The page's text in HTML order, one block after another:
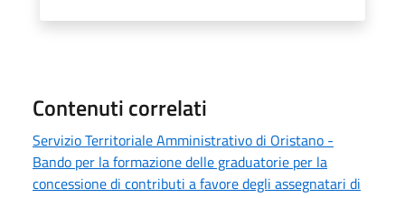
Contenuti correlati
Servizio Territoriale Amministrativo di Oristano -
Bando per la formazione delle graduatorie per la
concessione di contributi a favore degli assegnatari di